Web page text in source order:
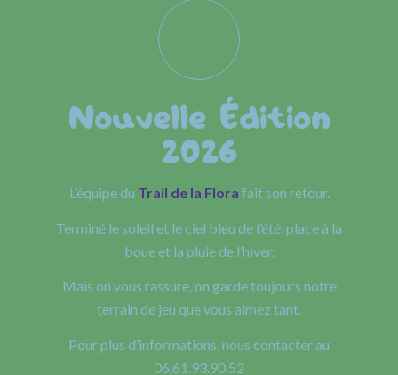
Nouvelle Édition
2026
L’équipe du Trail de la Flora fait son retour.
Terminé le soleil et le ciel bleu de l’été, place à la
boue et la pluie de l’hiver.
Mais on vous rassure, on garde toujours notre
terrain de jeu que vous aimez tant.
Pour plus d’informations, nous contacter au
06.61.93.90.52